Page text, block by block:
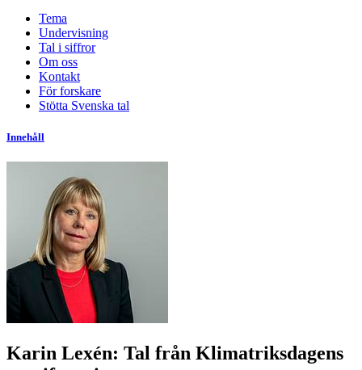
Tema
Undervisning
Tal i siffror
Om oss
Kontakt
För forskare
Stötta Svenska tal
Innehåll
Karin Lexén: Tal från Klimatriksdagens